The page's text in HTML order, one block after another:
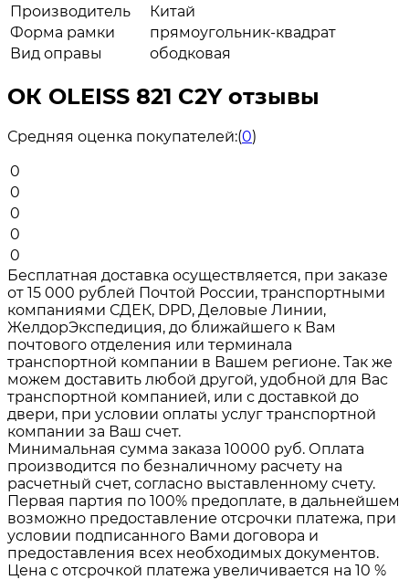
Производитель
Китай
Форма рамки
прямоугольник-квадрат
Вид оправы
ободковая
ОК OLEISS 821 C2Y отзывы
Средняя оценка покупателей:(0)
0
0
0
0
0
Бесплатная доставка осуществляется, при заказе
от 15 000 рублей Почтой России, транспортными
компаниями СДЕК, DPD, Деловые Линии,
ЖелдорЭкспедиция, до ближайшего к Вам
почтового отделения или терминала
транспортной компании в Вашем регионе. Так же
можем доставить любой другой, удобной для Вас
транспортной компанией, или с доставкой до
двери, при условии оплаты услуг транспортной
компании за Ваш счет.
Минимальная сумма заказа 10000 руб. Оплата
производится по безналичному расчету на
расчетный счет, согласно выставленному счету.
Первая партия по 100% предоплате, в дальнейшем
возможно предоставление отсрочки платежа, при
условии подписанного Вами договора и
предоставления всех необходимых документов.
Цена с отсрочкой платежа увеличивается на 10 %